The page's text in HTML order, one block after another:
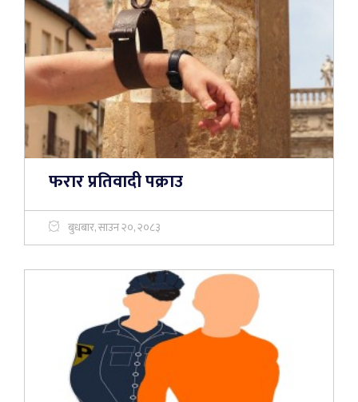
फरार प्रतिवादी पक्राउ
बुधबार, साउन २०, २०८३